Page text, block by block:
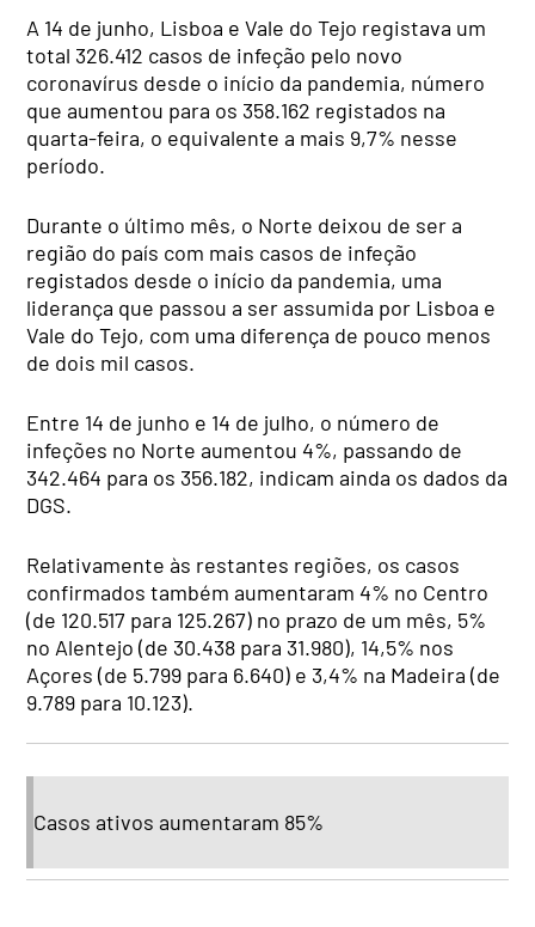
A 14 de junho, Lisboa e Vale do Tejo registava um
total 326.412 casos de infeção pelo novo
coronavírus desde o início da pandemia, número
que aumentou para os 358.162 registados na
quarta-feira, o equivalente a mais 9,7% nesse
período.
Durante o último mês, o Norte deixou de ser a
região do país com mais casos de infeção
registados desde o início da pandemia, uma
liderança que passou a ser assumida por Lisboa e
Vale do Tejo, com uma diferença de pouco menos
de dois mil casos.
Entre 14 de junho e 14 de julho, o número de
infeções no Norte aumentou 4%, passando de
342.464 para os 356.182, indicam ainda os dados da
DGS.
Relativamente às restantes regiões, os casos
confirmados também aumentaram 4% no Centro
(de 120.517 para 125.267) no prazo de um mês, 5%
no Alentejo (de 30.438 para 31.980), 14,5% nos
Açores (de 5.799 para 6.640) e 3,4% na Madeira (de
9.789 para 10.123).
Casos ativos aumentaram 85%